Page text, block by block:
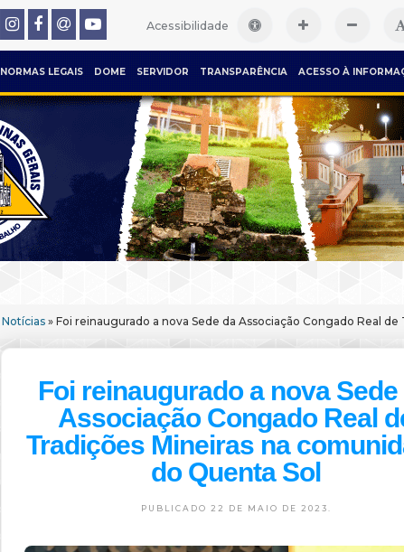
Acessibilidade
NORMAS LEGAIS DOME SERVIDOR TRANSPARÊNCIA ACESSO À
Notícias » Foi reinaugurado a nova Sede da Associação Congado Real
Foi reinaugurado a nova Sede
Associação Congado Real
Tradições Mineiras na
do Quenta Sol
PUBLICADO 22 DE MAIO DE 2023.